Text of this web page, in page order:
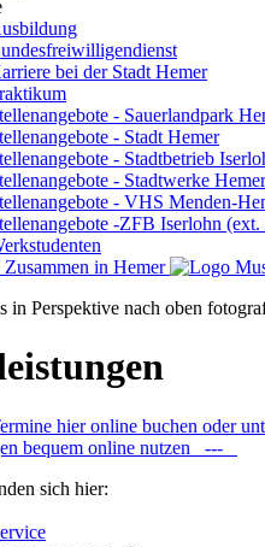
bei der Stadt Hemer
- Sauerlandpark
- Stadt Hemer
- Stadtbetrieb
- Stadtwerke
- VHS Menden-
-ZFB Iserlohn
hier online buchen oder
bequem online nutzen ---
sich hier: